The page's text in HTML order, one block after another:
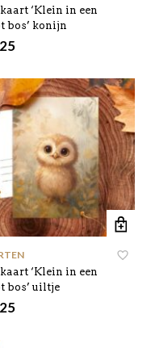
‘Klein in een
bos’ konijn
‘Klein in een
bos’ uiltje